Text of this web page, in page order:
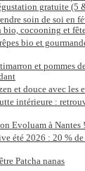
gratuite (5
soin de soi en
cocooning et
bio et
et pommes
et douce avec les
intérieure :
Evoluam à Nantes !
été 2026 : 20 %
Patcha nanas